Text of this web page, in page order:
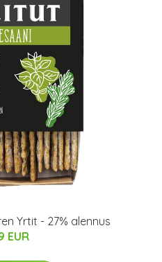
Yrtit - 27% alennus
EUR